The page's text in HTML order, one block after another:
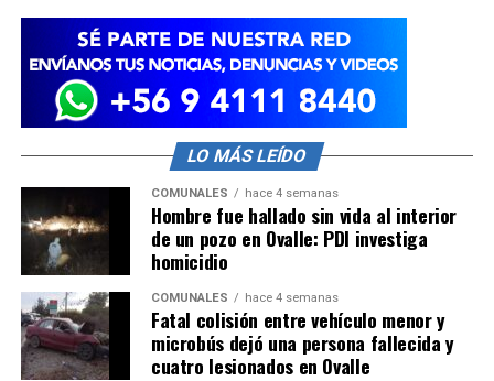
LO MÁS LEÍDO
COMUNALES hace 4 semanas
Hombre fue hallado sin vida al interior
de un pozo en Ovalle: PDI investiga
homicidio
COMUNALES hace 4 semanas
Fatal colisión entre vehículo menor y
microbús dejó una persona fallecida y
cuatro lesionados en Ovalle